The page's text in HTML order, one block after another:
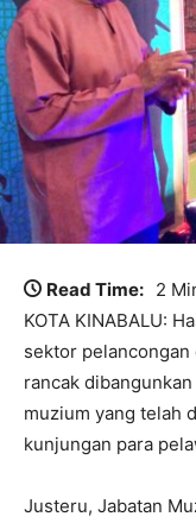
Read Time: 2
KOTA KINABALU:
sektor
rancak
muzium yang telah
kunjungan para
Justeru, Jabatan